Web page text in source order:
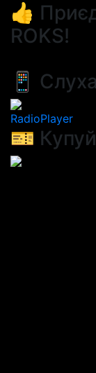
👍
ROKS!
📱
RadioPlayer
🎫